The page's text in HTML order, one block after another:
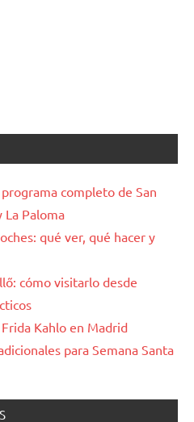
completo de San
La Paloma
qué ver, qué hacer y
cómo visitarlo desde
Kahlo en Madrid
para Semana Santa